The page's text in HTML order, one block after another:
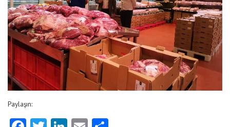
Paylaşın: